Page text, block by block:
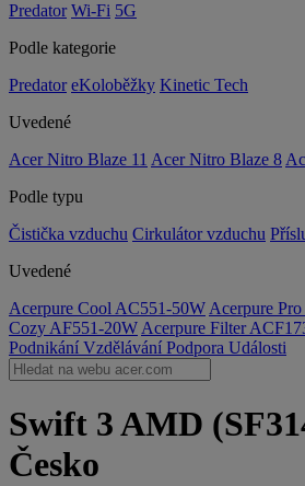
Predator Wi-Fi 5G
Podle kategorie
Predator eKoloběžky Kinetic Tech
Uvedené
Acer Nitro Blaze 11 Acer Nitro Blaze 8
Podle typu
Čistička vzduchu Cirkulátor vzduchu
Uvedené
Acerpure Cool AC551-50W Acerpure
Cozy AF551-20W Acerpure Filter
Podnikání Vzdělávání Podpora Události
Swift 3 AMD
Česko